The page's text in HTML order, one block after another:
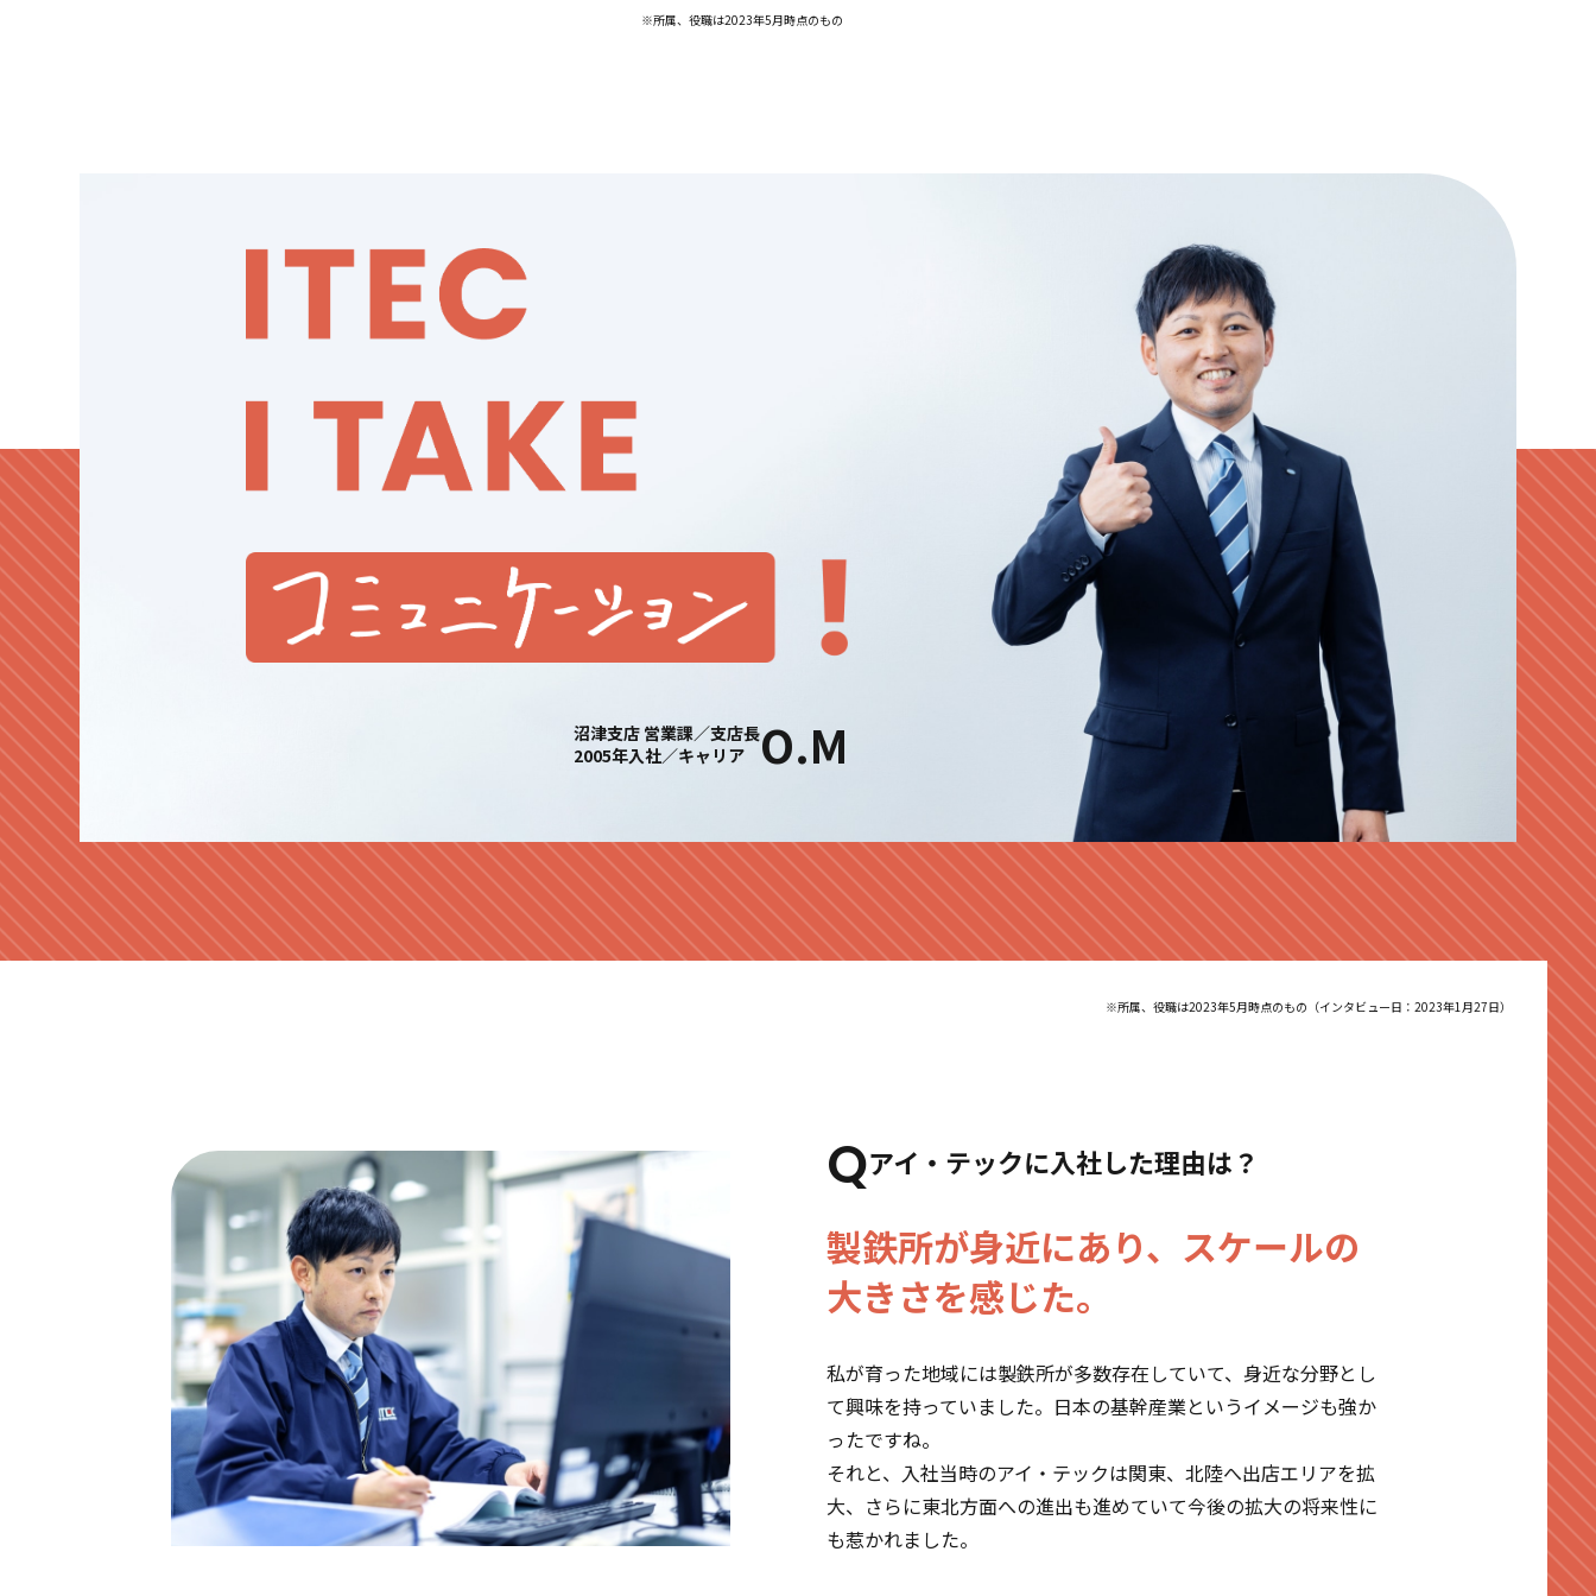
※所属、役職は2023年5月時点のもの
沼津支店 営業課／支店長
2005年入社／キャリア
O.M
※所属、役職は2023年5月時点のもの （インタビュー日：2023年1月27日）
Qアイ・テックに入社した理由は？
製鉄所が身近にあり、スケールの
大きさを感じた。
私が育った地域には製鉄所が多数存在していて、身近な分野とし
て興味を持っていました。日本の基幹産業というイメージも強か
ったですね。
それと、入社当時のアイ・テックは関東、北陸へ出店エリアを拡
大、さらに東北方面への進出も進めていて今後の拡大の将来性に
も惹かれました。